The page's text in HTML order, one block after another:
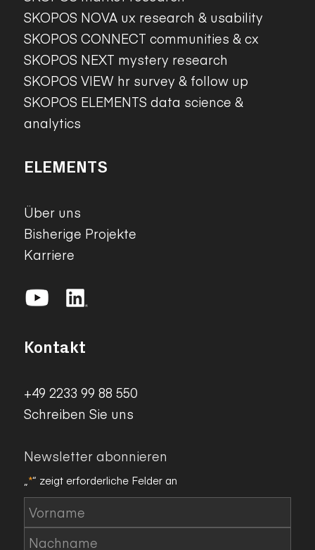
SKOPOS NOVA ux research & usability
SKOPOS CONNECT communities & cx
SKOPOS NEXT mystery research
SKOPOS VIEW hr survey & follow up
SKOPOS ELEMENTS data science &
analytics
ELEMENTS
Über uns
Bisherige Projekte
Karriere
Kontakt
+49 2233 99 88 550
Schreiben Sie uns
Newsletter abonnieren
*“ zeigt erforderliche Felder an
Name
Vorname